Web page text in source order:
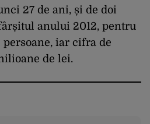
27 de ani, și de doi
anului 2012, pentru
iar cifra de
de lei.